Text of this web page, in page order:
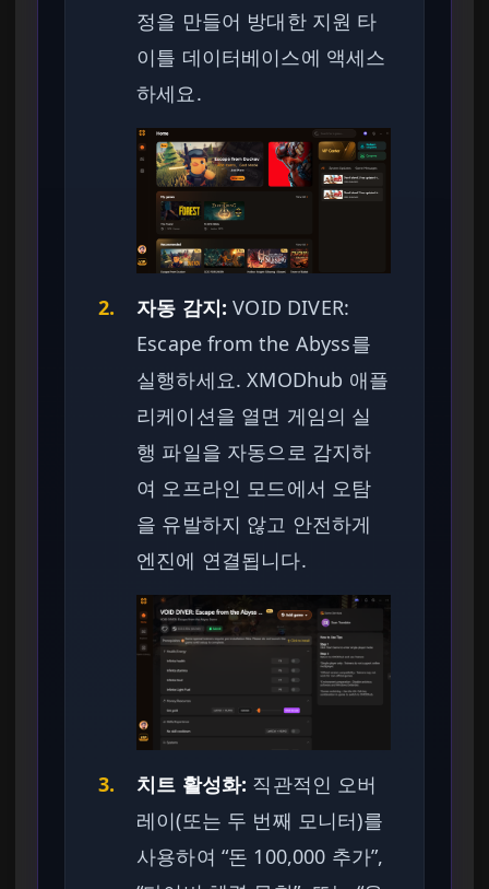
정을 만들어 방대한 지원 타
이틀 데이터베이스에 액세스
하세요.
2. 자동 감지: VOID DIVER:
Escape from the Abyss를
실행하세요. XMODhub 애플
리케이션을 열면 게임의 실
행 파일을 자동으로 감지하
여 오프라인 모드에서 오탐
을 유발하지 않고 안전하게
엔진에 연결됩니다.
3. 치트 활성화: 직관적인 오버
레이(또는 두 번째 모니터)를
사용하여 “돈 100,000 추가”,